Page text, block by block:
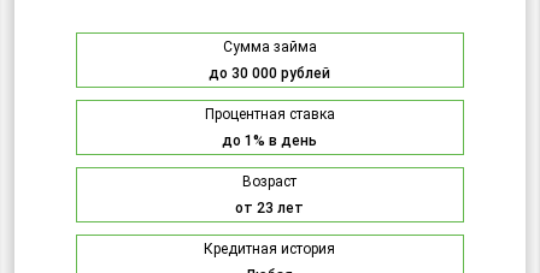
Сумма займа
до 30 000 рублей
Процентная ставка
до 1% в день
Возраст
от 23 лет
Кредитная история